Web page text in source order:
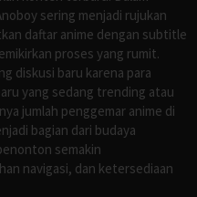
sering menjadi rujukan
daftar anime dengan subtitle
proses yang rumit.
diskusi baru karena para
yang sedang trending atau
jumlah penggemar anime di
bagian dari budaya
semakin
navigasi, dan ketersediaan